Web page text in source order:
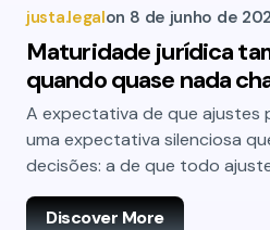
justa.legalon 8 de junho de
Maturidade jurídica
quando quase nada
A expectativa de que ajustes
uma expectativa silenciosa
decisões: a de que todo
Discover More